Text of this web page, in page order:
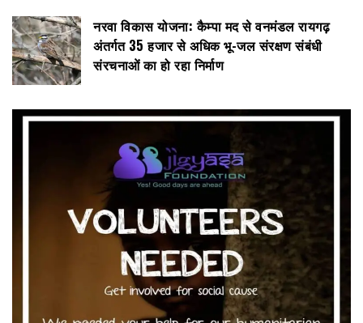
नरवा विकास योजना: कैम्पा मद से वनमंडल रायगढ़
अंतर्गत 35 हजार से अधिक भू-जल संरक्षण संबंधी
संरचनाओं का हो रहा निर्माण